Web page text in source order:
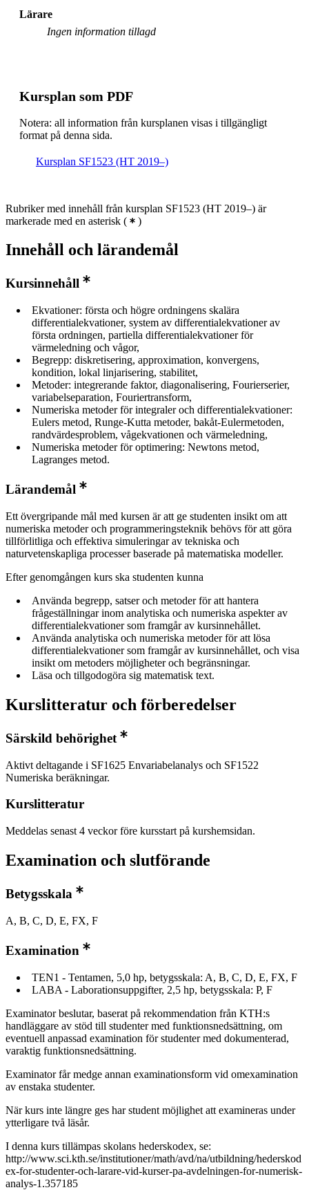
Lärare
Ingen information tillagd
Kursplan som PDF
Notera: all information från kursplanen visas i tillgängligt
format på denna sida.
Kursplan SF1523 (HT 2019–)
Rubriker med innehåll från kursplan SF1523 (HT 2019–) är
markerade med en asterisk ( )
Innehåll och lärandemål
Kursinnehåll
Ekvationer: första och högre ordningens skalära
differentialekvationer, system av differentialekvationer av
första ordningen, partiella differentialekvationer för
värmeledning och vågor,
Begrepp: diskretisering, approximation, konvergens,
kondition, lokal linjarisering, stabilitet,
Metoder: integrerande faktor, diagonalisering, Fourierserier,
variabelseparation, Fouriertransform,
Numeriska metoder för integraler och differentialekvationer:
Eulers metod, Runge-Kutta metoder, bakåt-Eulermetoden,
randvärdesproblem, vågekvationen och värmeledning,
Numeriska metoder för optimering: Newtons metod,
Lagranges metod.
Lärandemål
Ett övergripande mål med kursen är att ge studenten insikt om att
numeriska metoder och programmeringsteknik behövs för att göra
tillförlitliga och effektiva simuleringar av tekniska och
naturvetenskapliga processer baserade på matematiska modeller.
Efter genomgången kurs ska studenten kunna
Använda begrepp, satser och metoder för att hantera
frågeställningar inom analytiska och numeriska aspekter av
differentialekvationer som framgår av kursinnehållet.
Använda analytiska och numeriska metoder för att lösa
differentialekvationer som framgår av kursinnehållet, och visa
insikt om metoders möjligheter och begränsningar.
Läsa och tillgodogöra sig matematisk text.
Kurslitteratur och förberedelser
Särskild behörighet
Aktivt deltagande i SF1625 Envariabelanalys och SF1522
Numeriska beräkningar.
Kurslitteratur
Meddelas senast 4 veckor före kursstart på kurshemsidan.
Examination och slutförande
Betygsskala
A, B, C, D, E, FX, F
Examination
TEN1 - Tentamen, 5,0 hp, betygsskala: A, B, C, D, E, FX, F
LABA - Laborationsuppgifter, 2,5 hp, betygsskala: P, F
Examinator beslutar, baserat på rekommendation från KTH:s
handläggare av stöd till studenter med funktionsnedsättning, om
eventuell anpassad examination för studenter med dokumenterad,
varaktig funktionsnedsättning.
Examinator får medge annan examinationsform vid omexamination
av enstaka studenter.
När kurs inte längre ges har student möjlighet att examineras under
ytterligare två läsår.
I denna kurs tillämpas skolans hederskodex, se:
http://www.sci.kth.se/institutioner/math/avd/na/utbildning/hederskod
ex-for-studenter-och-larare-vid-kurser-pa-avdelningen-for-numerisk-
analys-1.357185